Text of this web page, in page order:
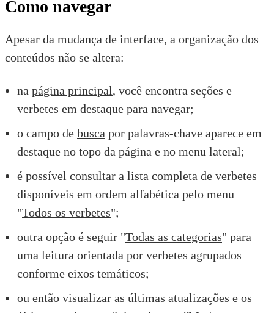
Como navegar
Apesar da mudança de interface, a organização dos
conteúdos não se altera:
na página principal, você encontra seções e
verbetes em destaque para navegar;
o campo de busca por palavras-chave aparece em
destaque no topo da página e no menu lateral;
é possível consultar a lista completa de verbetes
disponíveis em ordem alfabética pelo menu
"Todos os verbetes";
outra opção é seguir "Todas as categorias" para
uma leitura orientada por verbetes agrupados
conforme eixos temáticos;
ou então visualizar as últimas atualizações e os